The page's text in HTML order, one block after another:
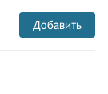
Добавить